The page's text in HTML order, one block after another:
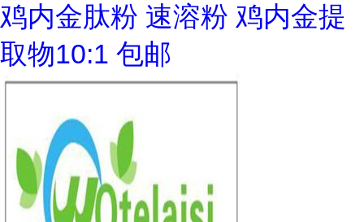
鸡内金肽粉 速溶粉 鸡内金提
取物10:1 包邮